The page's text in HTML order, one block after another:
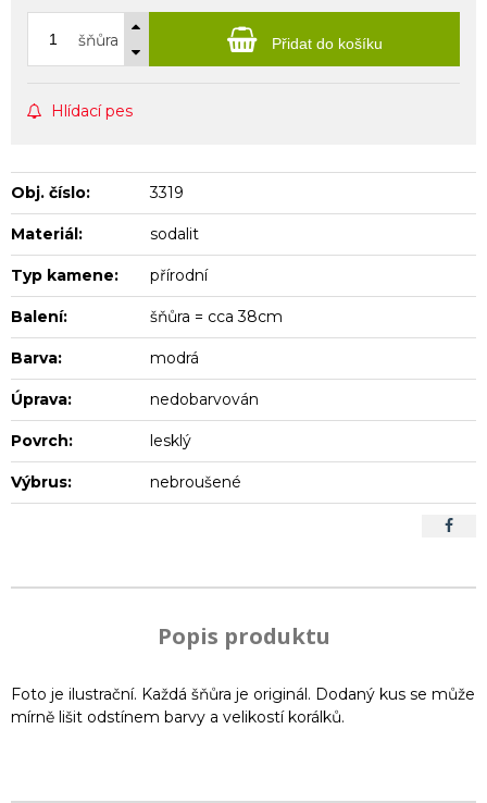
šňůra Přidat do košíku
Hlídací pes
Obj. číslo: 3319
Materiál: sodalit
Typ kamene: přírodní
Balení: šňůra = cca 38cm
Barva: modrá
Úprava: nedobarvován
Povrch: lesklý
Výbrus: nebroušené
Popis produktu
Foto je ilustrační. Každá šňůra je originál. Dodaný kus se může
mírně lišit odstínem barvy a velikostí korálků.